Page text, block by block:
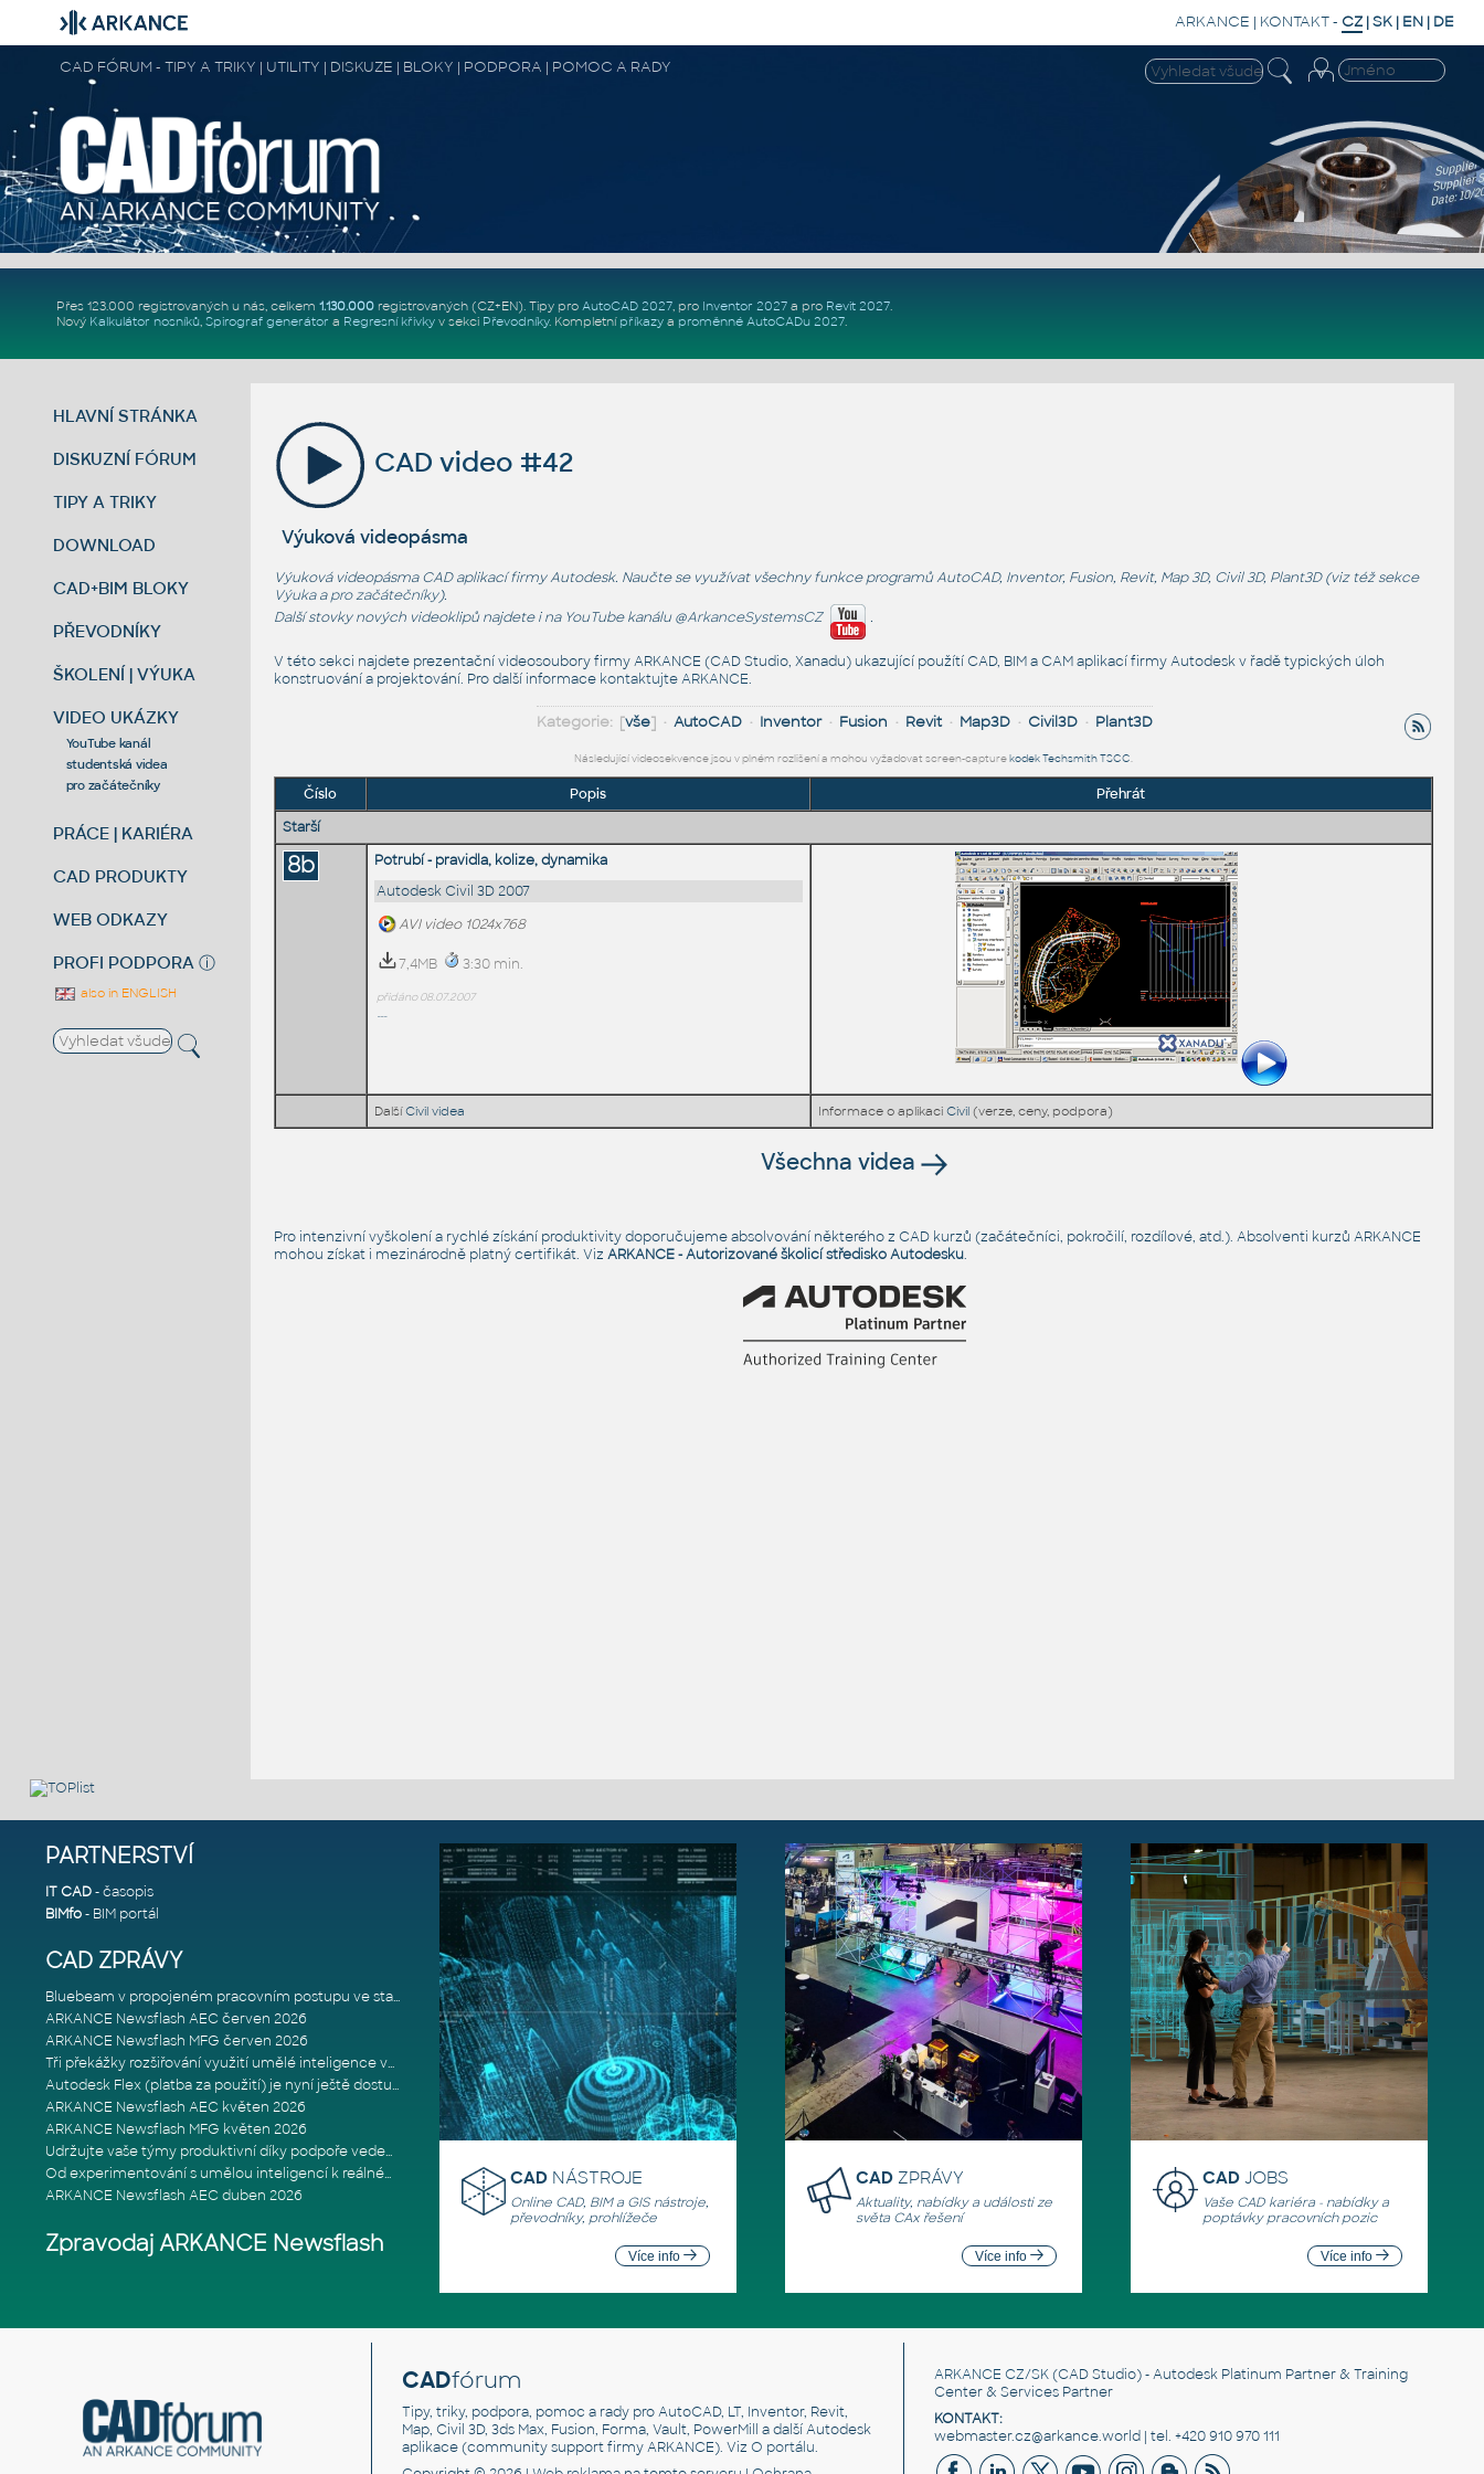
ARKANCE | KONTAKT- CZ |SK | EN | DE
CAD FÓRUM - TIPY A TRIKY | UTILITY | DISKUZE | BLOKY | PODPORA | POMOC A RADY
Přes 123.000 registrovaných u nás, celkem 1.130.000registrovaných (CZ+EN). Tipy pro AutoCAD 2027, pro Inventor 2027a pro Revit 2027.
Nový Kalkulátor nosníků, Spirograf generátor a Regresní křivkyv sekci Převodníky. Kompletní příkazya proměnné AutoCADu 2027.
HLAVNÍ STRÁNKA
DISKUZNÍ FÓRUM
TIPY A TRIKY
DOWNLOAD
CAD+BIM BLOKY
PŘEVODNÍKY
ŠKOLENÍ | VÝUKA
VIDEO UKÁZKY
YouTube kanál
studentská videa
pro začátečníky
PRÁCE | KARIÉRA
CAD PRODUKTY
WEB ODKAZY
PROFI PODPORA ⓘ
also in ENGLISH
CAD video #42
Výuková videopásma
Výuková videopásma CAD aplikací firmy Autodesk. Naučte se využívat všechny funkce programů AutoCAD, Inventor, Fusion, Revit, Map 3D, Civil 3D, Plant3D (viz též sekce
Výukaapro začátečníky).
Další stovky nových videoklipů najdete i na YouTube kanálu@ArkanceSystemsCZ .
V této sekci najdete prezentační videosoubory firmy ARKANCE (CAD Studio, Xanadu) ukazující použítí CAD, BIM a CAM aplikací firmy Autodesk v řadě typických úloh
konstruování a projektování. Pro další informace kontaktujte ARKANCE.
Kategorie: [vše] •AutoCAD • Inventor• Fusion • Revit• Map3D • Civil3D • Plant3D
Následující videosekvence jsou v plném rozlišení a mohou vyžadovat screen-capture kodek Techsmith TSCC.
Číslo Popis
Přehrát
Starší
8b
Potrubí - pravidla, kolize, dynamika
Autodesk Civil 3D 2007
AVI video 1024x768
7,4MB 3:30 min.
přidáno 08.07.2007
---
DalšíCivil videa Informace o aplikaci Civil(verze, ceny, podpora)
Všechna videa
Pro intenzivní vyškolení a rychlé získání produktivity doporučujeme absolvování některého z CAD kurzů (začátečníci, pokročilí, rozdílové, atd.). Absolventi kurzů ARKANCE
mohou získat i mezinárodně platný certifikát. Viz ARKANCE - Autorizované školicí středisko Autodesku.
PARTNERSTVÍ
IT CAD- časopis
BIMfo- BIM portál
CAD ZPRÁVY
Bluebeam v propojeném pracovním postupu ve stavebnictví: Proč je int
ARKANCE Newsflash AEC červen 2026
ARKANCE Newsflash MFG červen 2026
Tři překážky rozšiřování využití umělé inteligence ve stavebním prům
Autodesk Flex (platba za použití) je nyní ještě dostupnější
ARKANCE Newsflash AEC květen 2026
ARKANCE Newsflash MFG květen 2026
Udržujte vaše týmy produktivní díky podpoře vedené odborníky
Od experimentování s umělou inteligencí k reálnému dopadu na podniká
ARKANCE Newsflash AEC duben 2026
Zpravodaj ARKANCE Newsflash
CAD NÁSTROJE
Online CAD, BIM a GIS nástroje,
převodníky, prohlížeče
Více info
CAD ZPRÁVY
Aktuality, nabídky a události ze
světa CAx řešení
Více info
CADJOBS
Vaše CAD kariéra - nabídky a
poptávky pracovních pozic
Více info
CADfórum
Tipy, triky, podpora, pomoc a rady pro AutoCAD, LT, Inventor, Revit,
Map, Civil 3D, 3ds Max, Fusion, Forma, Vault, PowerMill a další Autodesk
aplikace (community support firmy ARKANCE). Viz O portálu.
ARKANCE CZ/SK(CAD Studio) - Autodesk Platinum Partner & Training
Center & Services Partner
KONTAKT:
webmaster.cz@arkance.world | tel. +420 910 970 111